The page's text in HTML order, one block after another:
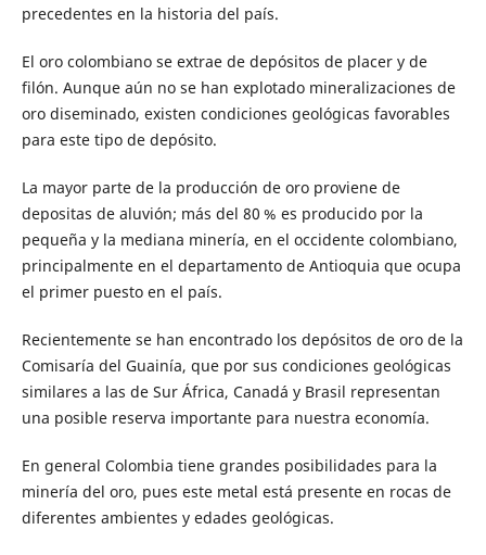
precedentes en la historia del país.
El oro colombiano se extrae de depósitos de placer y de
filón. Aunque aún no se han explotado mineralizaciones de
oro diseminado, existen condiciones geológicas favorables
para este tipo de depósito.
La mayor parte de la producción de oro proviene de
depositas de aluvión; más del 80 % es producido por la
pequeña y la mediana minería, en el occidente colombiano,
principalmente en el departamento de Antioquia que ocupa
el primer puesto en el país.
Recientemente se han encontrado los depósitos de oro de la
Comisaría del Guainía, que por sus condiciones geológicas
similares a las de Sur África, Canadá y Brasil representan
una posible reserva importante para nuestra economía.
En general Colombia tiene grandes posibilidades para la
minería del oro, pues este metal está presente en rocas de
diferentes ambientes y edades geológicas.